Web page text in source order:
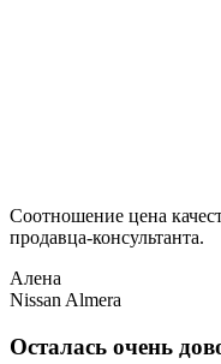
Соотношение цена
продавца-консультанта.
Алена
Nissan Almera
Осталась очень